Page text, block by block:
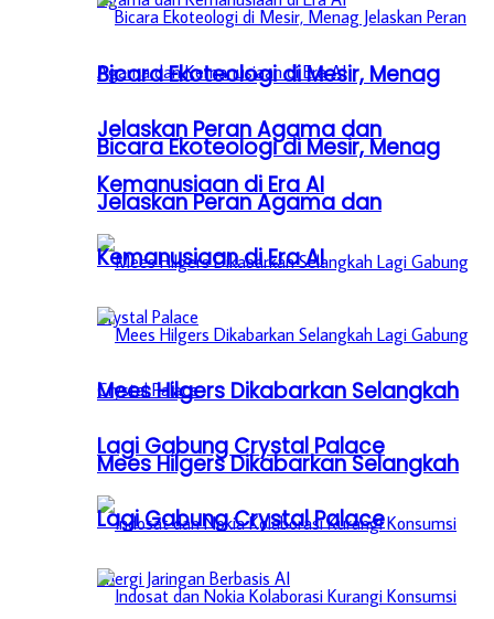
Bicara Ekoteologi di Mesir, Menag
Jelaskan Peran Agama dan
Kemanusiaan di Era AI
Mees Hilgers Dikabarkan Selangkah
Lagi Gabung Crystal Palace
Bicara Ekoteologi di Mesir, Menag
Jelaskan Peran Agama dan
Kemanusiaan di Era AI
Mees Hilgers Dikabarkan Selangkah
Lagi Gabung Crystal Palace